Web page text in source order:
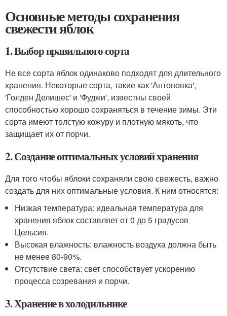
Основные методы сохранения
свежести яблок
1. Выбор правильного сорта
Не все сорта яблок одинаково подходят для длительного
хранения. Некоторые сорта, такие как 'Антоновка',
'Голден Делишес' и 'Фуджи', известны своей
способностью хорошо сохраняться в течение зимы. Эти
сорта имеют толстую кожуру и плотную мякоть, что
защищает их от порчи.
2. Создание оптимальных условий хранения
Для того чтобы яблоки сохраняли свою свежесть, важно
создать для них оптимальные условия. К ним относятся:
Низкая температура: идеальная температура для
хранения яблок составляет от 0 до 5 градусов
Цельсия.
Высокая влажность: влажность воздуха должна быть
не менее 80-90%.
Отсутствие света: свет способствует ускорению
процесса созревания и порчи.
3. Хранение в холодильнике